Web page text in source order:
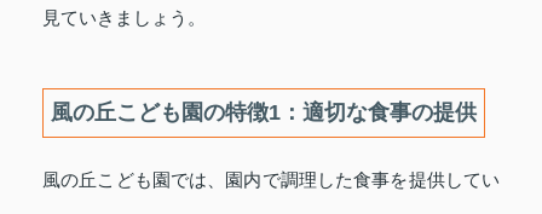
見ていきましょう。
風の丘こども園の特徴1：適切な食事の提供
風の丘こども園では、園内で調理した食事を提供してい